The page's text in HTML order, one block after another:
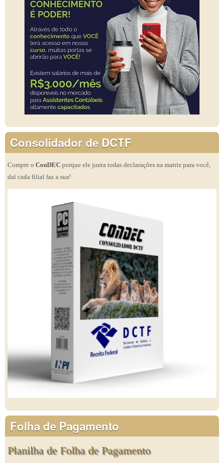
Consolidador de DCTF
Compre o ConDEC porque ele junta todas declarações na matriz para você,
daí cada filial faz a sua!
Folha de Pagamento
Planilha de Folha de Pagamento